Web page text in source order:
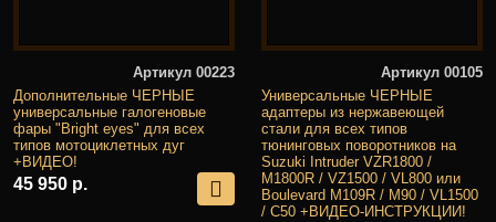
Артикул 00223
Дополнительные ЧЕРНЫЕ
универсальные галогеновые
фары "Bright eyes" для всех
типов мотоциклетных дуг
+ВИДЕО!
45 950 р.
Артикул 00105
Универсальные ЧЕРНЫЕ
адаптеры из нержавеющей
стали для всех типов
тюнинговых поворотников на
Suzuki Intruder VZR1800 /
M1800R / VZ1500 / VL800 или
Boulevard M109R / M90 / VL1500
/ C50 +ВИДЕО-ИНСТРУКЦИИ!